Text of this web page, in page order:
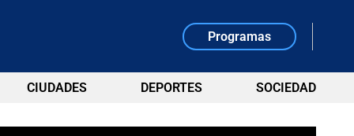
Programas
CIUDADES DEPORTES SOCIEDAD